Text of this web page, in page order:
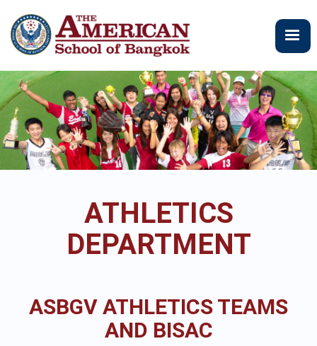
요
콘
츠
로
건
너
뛰
ATHLETICS
DEPARTMENT
ASBGV ATHLETICS TEAMS
AND BISAC